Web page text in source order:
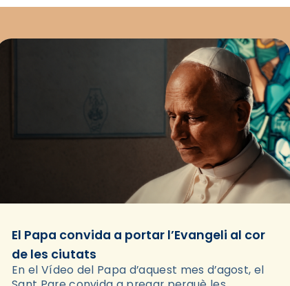
El Papa convida a portar l’Evangeli al cor
de les ciutats
En el Vídeo del Papa d’aquest mes d’agost, el